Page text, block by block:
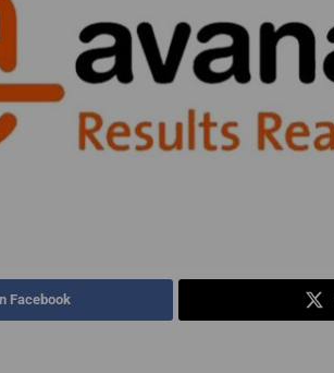
Facebook